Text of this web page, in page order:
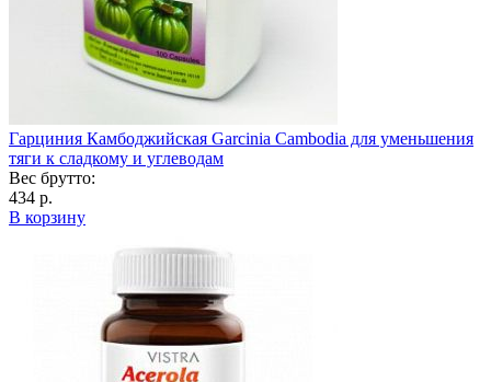
Гарциния Камбоджийская Garcinia Cambodia для уменьшения
тяги к сладкому и углеводам
Вес брутто:
434 р.
В корзину